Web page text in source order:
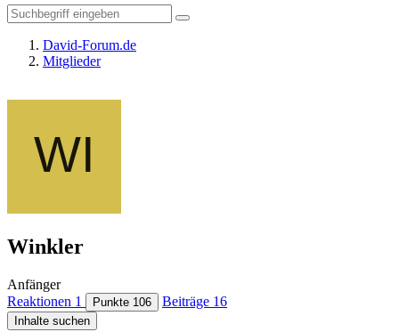
David-Forum.de
Mitglieder
Winkler
Anfänger
Reaktionen 1 Punkte 106 Beiträge 16
Inhalte suchen